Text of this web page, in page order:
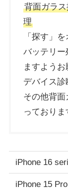
背面ガラ
理
「探す」
バッテリー
ますようお
デバイス診
その他背
っておりま
iPhone 16
iPhone 15